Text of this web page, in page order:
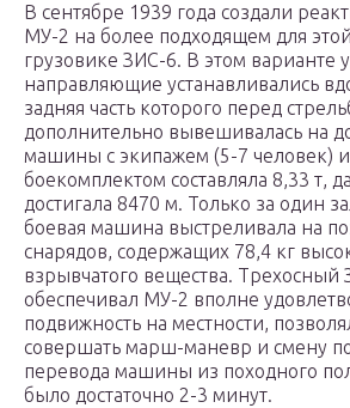
В сентябре 1939 года создали
МУ-2 на более подходящем для
грузовике ЗИС-6. В этом варианте
направляющие устанавливались
задняя часть которого перед
дополнительно вывешивалась на
машины с экипажем (5-7 человек)
боекомплектом составляла 8,33 т,
достигала 8470 м. Только за один
боевая машина выстреливала на
снарядов, содержащих 78,4 кг
взрывчатого вещества. Трехосный
обеспечивал МУ-2 вполне
подвижность на местности,
совершать марш-маневр и смену
перевода машины из походного
было достаточно 2-3 минут.